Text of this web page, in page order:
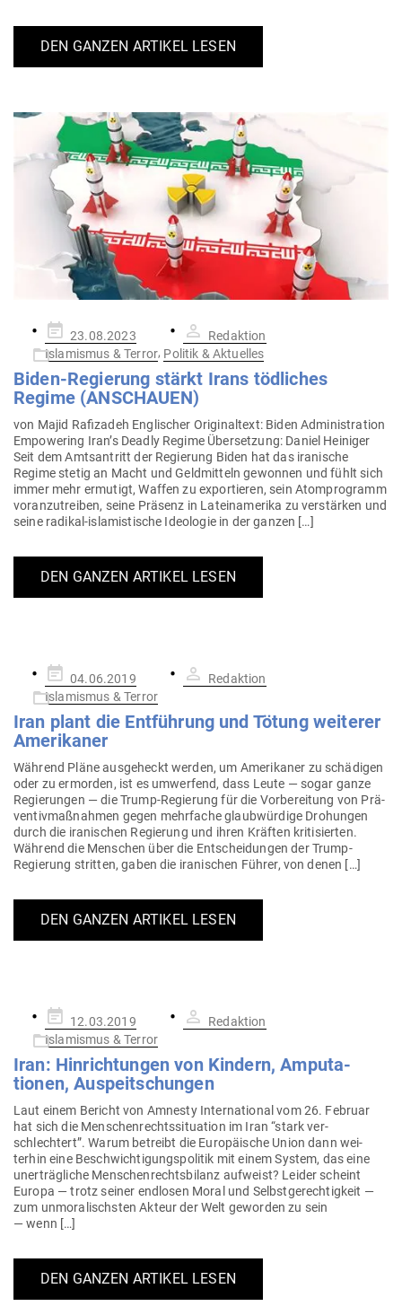
DEN GANZEN ARTIKEL LESEN
Gepostet
am
23.08.2023
Redaktion
Islamismus & Terror, Politik & Aktuelles
Biden-Regierung stärkt Irans töd­liches
Regime (ANSCHAUEN)
von Majid Rafizadeh Eng­li­scher Ori­gi­naltext: Biden Admi­nis­tration
Empowering Iran’s Deadly Regime Über­setzung: Daniel Hei­niger
Seit dem Amts­an­tritt der Regierung Biden hat das ira­nische
Regime stetig an Macht und Geld­mitteln gewonnen und fühlt sich
immer mehr ermutigt, Waffen zu expor­tieren, sein Atom­pro­gramm
vor­an­zu­treiben, seine Präsenz in Latein­amerika zu ver­stärken und
seine radikal-isla­­mis­­tische Ideo­logie in der ganzen […]
DEN GANZEN ARTIKEL LESEN
Gepostet
am
04.06.2019
Redaktion
Islamismus & Terror
Iran plant die Ent­führung und Tötung wei­terer
Amerikaner
Während Pläne aus­ge­heckt werden, um Ame­ri­kaner zu schä­digen
oder zu ermorden, ist es umwerfend, dass Leute — sogar ganze
Regie­rungen — die Trump-Regierung für die Vor­be­reitung von Prä­
ven­tiv­maß­nahmen gegen mehr­fache glaub­würdige Dro­hungen
durch die ira­ni­schen Regierung und ihren Kräften kri­ti­sierten.
Während die Men­schen über die Ent­schei­dungen der Trump-
Regierung stritten, gaben die ira­ni­schen Führer, von denen […]
DEN GANZEN ARTIKEL LESEN
Gepostet
am
12.03.2019
Redaktion
Islamismus & Terror
Iran: Hin­rich­tungen von Kindern, Ampu­ta­
tionen, Auspeitschungen
Laut einem Bericht von Amnesty Inter­na­tional vom 26. Februar
hat sich die Men­schen­rechts­si­tuation im Iran “stark ver­
schlechtert”. Warum betreibt die Euro­päische Union dann wei­
terhin eine Beschwich­ti­gungs­po­litik mit einem System, das eine
uner­träg­liche Men­schen­rechts­bilanz auf­weist? Leider scheint
Europa — trotz seiner end­losen Moral und Selbst­ge­rech­tigkeit —
zum unmo­ra­lischsten Akteur der Welt geworden zu sein
— wenn […]
DEN GANZEN ARTIKEL LESEN